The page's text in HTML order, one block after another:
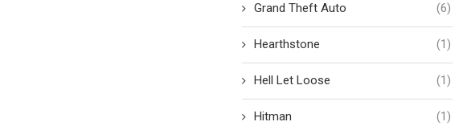
Grand Theft Auto (6)
Hearthstone (1)
Hell Let Loose (1)
Hitman (1)